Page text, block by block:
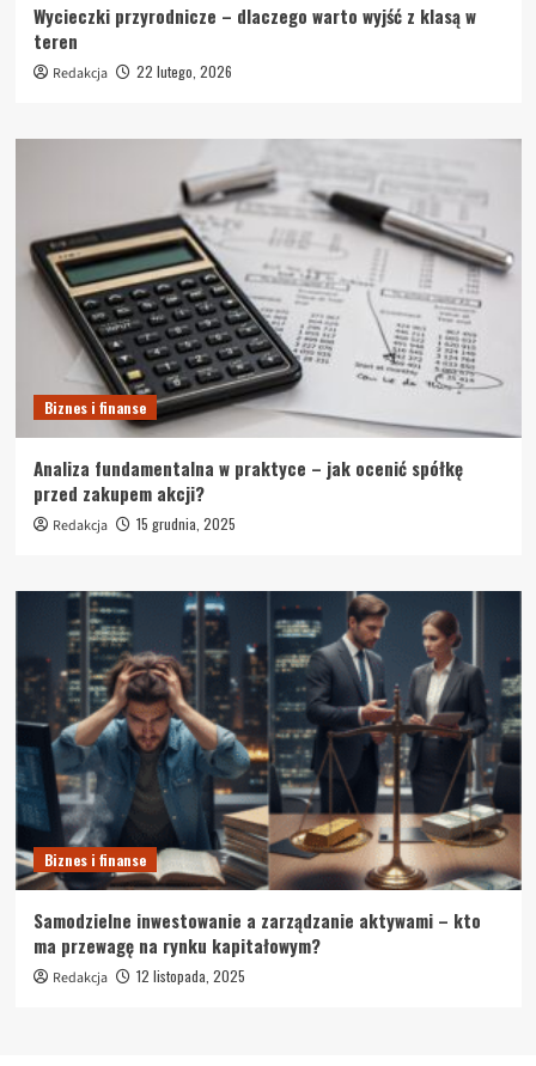
Wycieczki przyrodnicze – dlaczego warto wyjść z klasą w
teren
Redakcja 22 lutego, 2026
Biznes i finanse
Analiza fundamentalna w praktyce – jak ocenić spółkę
przed zakupem akcji?
Redakcja 15 grudnia, 2025
Biznes i finanse
Samodzielne inwestowanie a zarządzanie aktywami – kto
ma przewagę na rynku kapitałowym?
Redakcja 12 listopada, 2025